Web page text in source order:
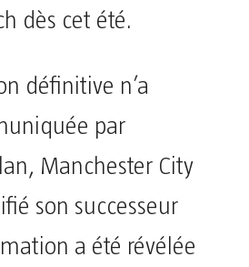
dès cet été.
définitive n’a
par
Manchester City
son successeur
a été révélée